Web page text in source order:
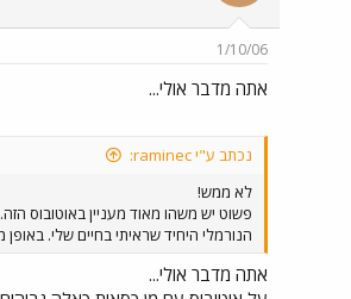
1/10/06
אתה מדבר אולי...
נכתב ע"י raminec:
לא ממש!
פשוט יש משהו מאוד מעניין באוטובוס
הנורמלי היחיד שראיתי בחיים שלי.
אתה מדבר אולי...